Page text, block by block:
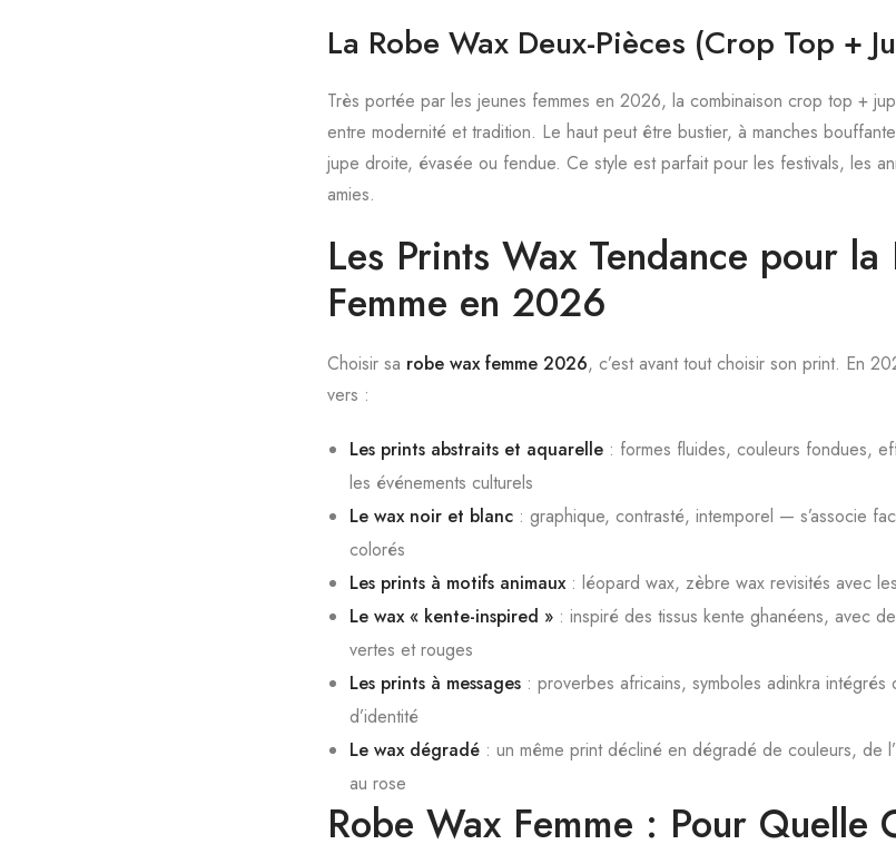
La Robe Wax Deux-Pièces (Crop Top +
Très portée par les jeunes femmes en 2026, la combinaison crop top +
entre modernité et tradition. Le haut peut être bustier, à manches
jupe droite, évasée ou fendue. Ce style est parfait pour les festivals, les
amies.
Les Prints Wax Tendance pour la
Femme en 2026
Choisir sa robe wax femme 2026, c’est avant tout choisir son print. En
vers :
Les prints abstraits et aquarelle: formes fluides, couleurs fondues,
les événements culturels
Le wax noir et blanc: graphique, contrasté, intemporel — s’associe
colorés
Les prints à motifs animaux: léopard wax, zèbre wax revisités avec
Le wax « kente-inspired »: inspiré des tissus kente ghanéens, avec
vertes et rouges
Les prints à messages: proverbes africains, symboles adinkra
d’identité
Le wax dégradé: un même print décliné en dégradé de couleurs, de
au rose
Robe Wax Femme : Pour Quelle